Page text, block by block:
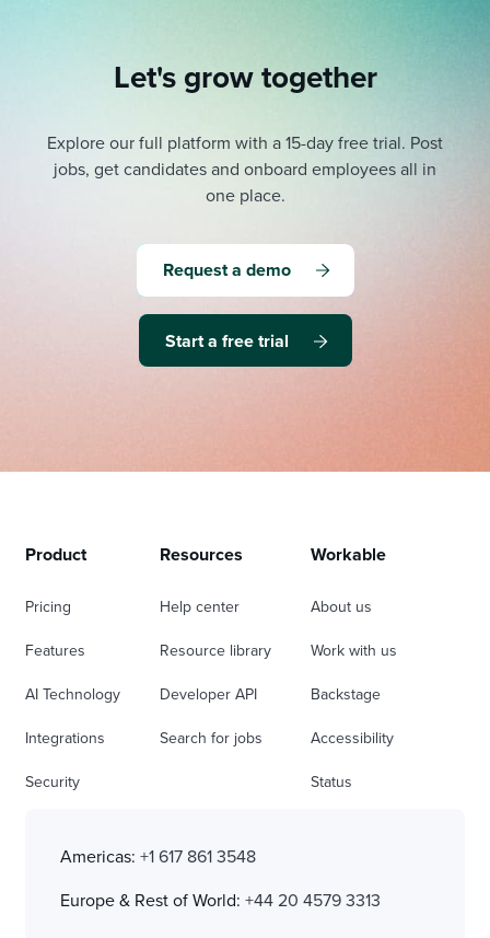
Let's grow together
Explore our full platform with a 15-day free trial. Post
jobs, get candidates and onboard employees all in
one place.
Request a demo
Start a free trial
Product
Pricing
Features
AI Technology
Integrations
Security
Resources
Help center
Resource library
Developer API
Search for jobs
Workable
About us
Work with us
Backstage
Accessibility
Status
Americas: +1 617 861 3548
Europe & Rest of World: +44 20 4579 3313